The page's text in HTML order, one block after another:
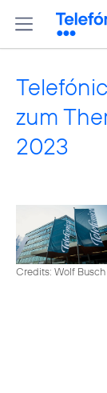
zum
2023
Credits: Wolf Busch